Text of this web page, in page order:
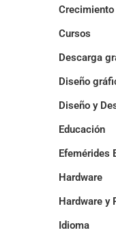
Crecimiento
Cursos
Descarga
Diseño
Diseño y
Educación
Efemérides
Hardware
Hardware y
Idioma